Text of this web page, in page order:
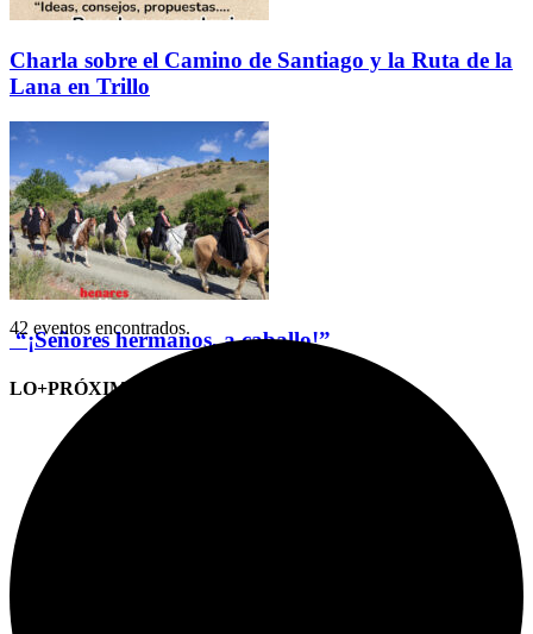
Charla sobre el Camino de Santiago y la Ruta de la
Lana en Trillo
“¡Señores hermanos, a caballo!”
LO+PRÓXIMO (CITAS)
42 eventos encontrados.